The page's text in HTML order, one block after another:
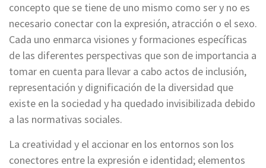
concepto que se tiene de uno mismo como ser y no es
necesario conectar con la expresión, atracción o el sexo.
Cada uno enmarca visiones y formaciones específicas
de las diferentes perspectivas que son de importancia a
tomar en cuenta para llevar a cabo actos de inclusión,
representación y dignificación de la diversidad que
existe en la sociedad y ha quedado invisibilizada debido
a las normativas sociales.
La creatividad y el accionar en los entornos son los
conectores entre la expresión e identidad; elementos